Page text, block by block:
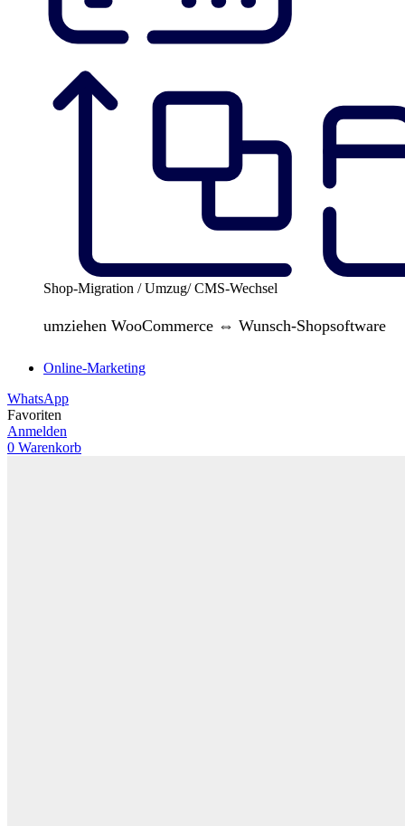
Shop-Migration / Umzug/ CMS-Wechsel
umziehen WooCommerce ⇔ Wunsch-Shopsoftware
Online-Marketing
WhatsApp
Favoriten
Anmelden
0 Warenkorb